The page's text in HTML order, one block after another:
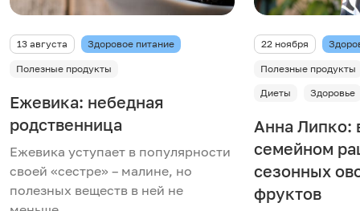
13 августа Здоровое питание
Полезные продукты
Ежевика: небедная
родственница
Ежевика уступает в популярности
своей «сестре» – малине, но
полезных веществ в ней не
22 ноября
Полезные продукты
Диеты
Здоровье
Анна Липко:
семейном
сезонных
фруктов